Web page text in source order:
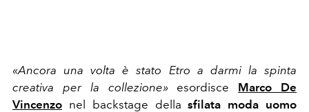
«Ancora una volta è stato Etro a darmi la spinta
creativa per la collezione»esordisce Marco De
Vincenzo nel backstage dellasfilata moda uomo